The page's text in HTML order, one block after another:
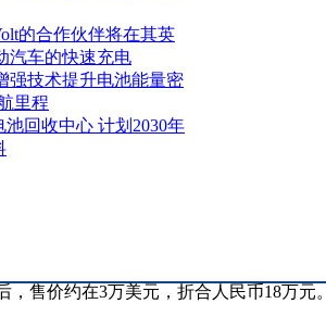
的合作伙伴将在其英
汽车的快速充电
强技术提升电池能量密
里程
池回收中心 计划2030年
售价约在3万美元，折合人民币18万元。